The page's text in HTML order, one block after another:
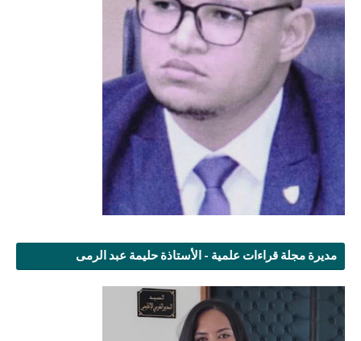
مديرة مجلة قراءات علمية - الأستاذة حليمة عبد الرمى